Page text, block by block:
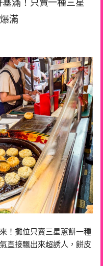
滿！只賣一種三星
滿
！攤位只賣三星蔥餅一種
直接飄出來超誘人，餅皮